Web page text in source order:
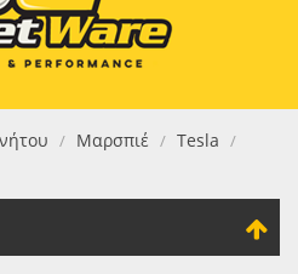
ΤΕΛΙΚΌ ΣΎΝΟΛΟ:0,00 €
/ Μαρσπιέ / Tesla /